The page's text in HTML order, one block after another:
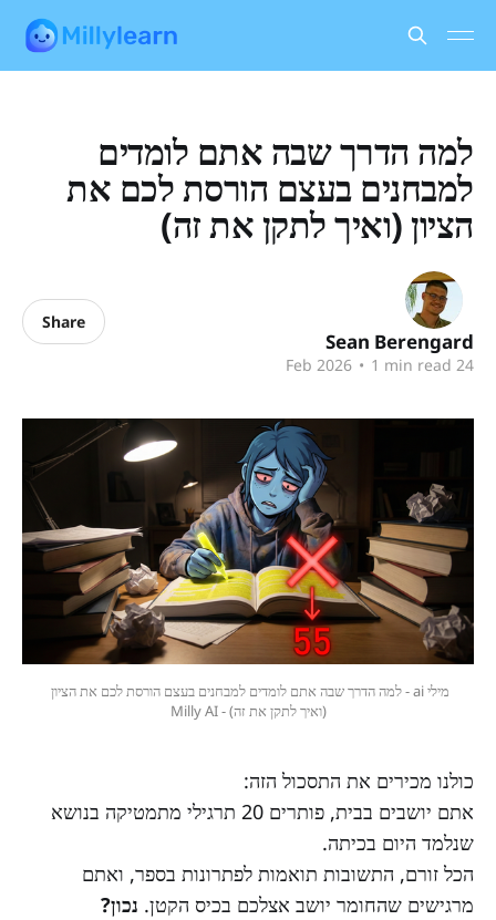
למה הדרך שבה אתם לומדים
למבחנים בעצם הורסת לכם את
הציון (ואיך לתקן את זה)
Sean Berengard
24 Feb 2026
• 1 min read
Share
(ואיך לתקן את זה) - Milly AI
כולנו מכירים את התסכול הזה:
אתם יושבים בבית, פותרים 20 תרגילי מתמטיקה בנושא
שנלמד היום בכיתה.
הכל זורם, התשובות תואמות לפתרונות בספר, ואתם
מרגישים שהחומר יושב אצלכם בכיס הקטן. נכון?